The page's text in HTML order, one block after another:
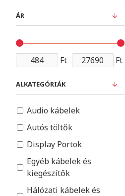
ÁR
Ft Ft
ALKATEGÓRIÁK
Audio kábelek
Autós töltők
Display Portok
Egyéb kábelek és
kiegészítők
Hálózati kábelek és